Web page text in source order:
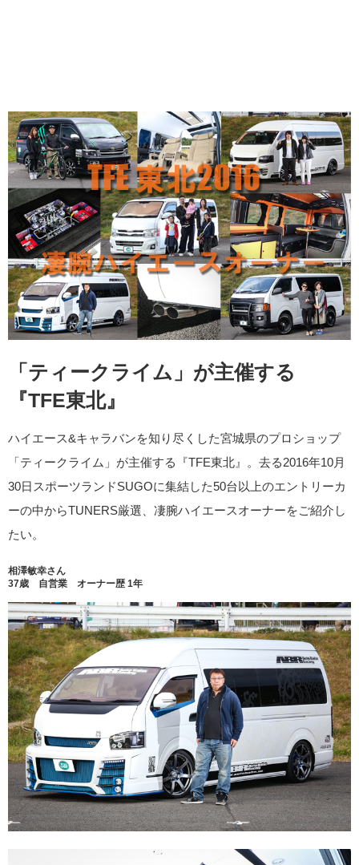
「ティークライム」が主催する
『TFE東北』
ハイエース&キャラバンを知り尽くした宮城県のプロショップ
「ティークライム」が主催する『TFE東北』。去る2016年10月
30日スポーツランドSUGOに集結した50台以上のエントリーカ
ーの中からTUNERS厳選、凄腕ハイエースオーナーをご紹介し
たい。
相澤敏幸さん
37歳 自営業 オーナー歴 1年